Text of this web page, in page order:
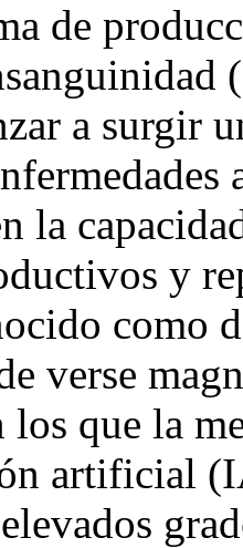
de
a surgir
la
y
como
verse
que la
artificial